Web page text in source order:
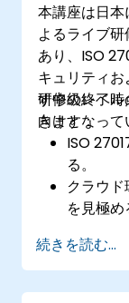
本講座は日
よるライブ
あり、ISO
キュリティ
す中級レベ
向けとなって
研修の終了
きます：
ISO
る。
クラウ
を見極め
において
クラウ
合致させ
続きを読む...